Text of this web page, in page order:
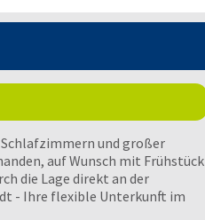
und großer
auf Wunsch mit Frühstück
die Lage direkt an der
- Ihre flexible Unterkunft im